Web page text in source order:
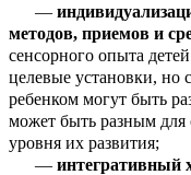
—
методов, приемов и
сенсорного опыта
целевые установки,
ребенком могут быть
может быть разным для
уровня их развития;
— интегративный